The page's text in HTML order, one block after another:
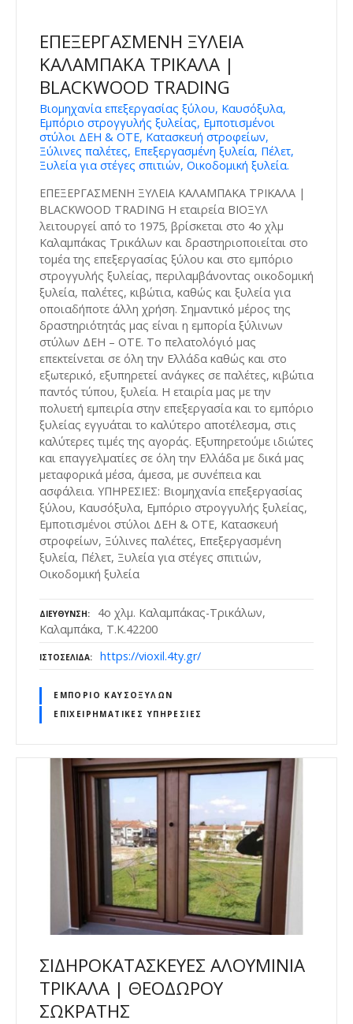
ΕΠΕΞΕΡΓΑΣΜΕΝΗ ΞΥΛΕΙΑ
ΚΑΛΑΜΠΑΚΑ ΤΡΙΚΑΛΑ |
BLACKWOOD TRADING
Βιομηχανία επεξεργασίας ξύλου, Καυσόξυλα,
Εμπόριο στρογγυλής ξυλείας, Εμποτισμένοι
στύλοι ΔΕΗ & ΟΤΕ, Κατασκευή στροφείων,
Ξύλινες παλέτες, Επεξεργασμένη ξυλεία, Πέλετ,
Ξυλεία για στέγες σπιτιών, Οικοδομική ξυλεία.
ΕΠΕΞΕΡΓΑΣΜΕΝΗ ΞΥΛΕΙΑ ΚΑΛΑΜΠΑΚΑ ΤΡΙΚΑΛΑ |
BLACKWOOD TRADING Η εταιρεία ΒΙΟΞΥΛ
λειτουργεί από το 1975, βρίσκεται στο 4ο χλμ
Καλαμπάκας Τρικάλων και δραστηριοποιείται στο
τομέα της επεξεργασίας ξύλου και στο εμπόριο
στρογγυλής ξυλείας, περιλαμβάνοντας οικοδομική
ξυλεία, παλέτες, κιβώτια, καθώς και ξυλεία για
οποιαδήποτε άλλη χρήση. Σημαντικό μέρος της
δραστηριότητάς μας είναι η εμπορία ξύλινων
στύλων ΔΕΗ – ΟΤΕ. Το πελατολόγιό μας
επεκτείνεται σε όλη την Ελλάδα καθώς και στο
εξωτερικό, εξυπηρετεί ανάγκες σε παλέτες, κιβώτια
παντός τύπου, ξυλεία. Η εταιρία μας με την
πολυετή εμπειρία στην επεξεργασία και το εμπόριο
ξυλείας εγγυάται το καλύτερο αποτέλεσμα, στις
καλύτερες τιμές της αγοράς. Εξυπηρετούμε ιδιώτες
και επαγγελματίες σε όλη την Ελλάδα με δικά μας
μεταφορικά μέσα, άμεσα, με συνέπεια και
ασφάλεια. ΥΠΗΡΕΣΙΕΣ: Βιομηχανία επεξεργασίας
ξύλου, Καυσόξυλα, Εμπόριο στρογγυλής ξυλείας,
Εμποτισμένοι στύλοι ΔΕΗ & ΟΤΕ, Κατασκευή
στροφείων, Ξύλινες παλέτες, Επεξεργασμένη
ξυλεία, Πέλετ, Ξυλεία για στέγες σπιτιών,
Οικοδομική ξυλεία
ΔΙΕΎΘΥΝΣΗ
4ο χλμ. Καλαμπάκας-Τρικάλων,
Καλαμπάκα, Τ.Κ.42200
ΙΣΤΟΣΕΛΊΔΑ https://vioxil.4ty.gr/
ΕΜΠΌΡΙΟ ΚΑΥΣΌΞΥΛΩΝ
ΕΠΙΧΕΙΡΗΜΑΤΙΚΈΣ ΥΠΗΡΕΣΊΕΣ
ΣΙΔΗΡΟΚΑΤΑΣΚΕΥΕΣ ΑΛΟΥΜΙΝΙΑ
ΤΡΙΚΑΛΑ | ΘΕΟΔΩΡΟΥ
ΣΩΚΡΑΤΗΣ